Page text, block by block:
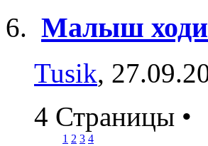
Малыш
Tusik,
4 Страницы •
1 2 3 4